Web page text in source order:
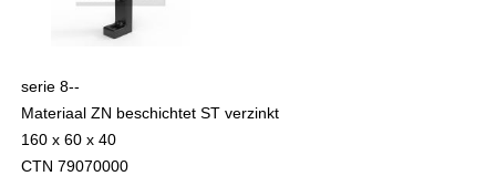
serie 8--
Materiaal ZN beschichtet ST verzinkt
160 x 60 x 40
CTN 79070000